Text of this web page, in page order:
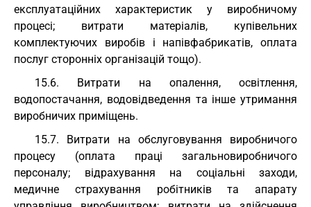
експлуатаційних характеристик у виробничому
процесі; витрати матеріалів, купівельних
комплектуючих виробів і напівфабрикатів, оплата
послуг сторонніх організацій тощо).
15.6. Витрати на опалення, освітлення,
водопостачання, водовідведення та інше утримання
виробничих приміщень.
15.7. Витрати на обслуговування виробничого
процесу (оплата праці загальновиробничого
персоналу; відрахування на соціальні заходи,
медичне страхування робітників та апарату